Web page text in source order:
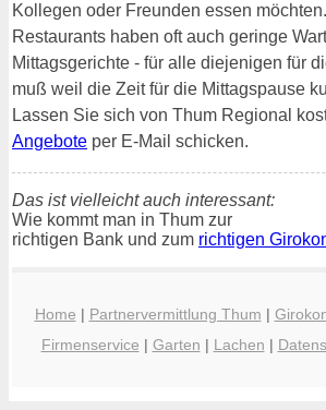
Kollegen oder Freunden essen
Restaurants haben oft auch geringe
Mittagsgerichte - für alle diejenigen für
muß weil die Zeit für die Mittagspause
Lassen Sie sich von Thum Regional
Angebote per E-Mail schicken.
Das ist vielleicht auch interessant:
Wie kommt man in Thum zur
richtigen Bank und zum richtigen
Home | Partnervermittlung Thum |
Firmenservice | Garten | Lachen |